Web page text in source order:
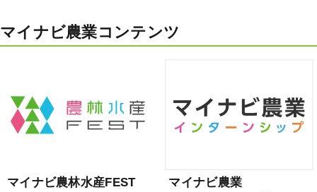
マイナビ農業コンテンツ
マイナビ農林水産FEST
マイナビ農業